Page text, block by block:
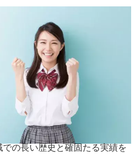
の長い歴史と確固たる実績を